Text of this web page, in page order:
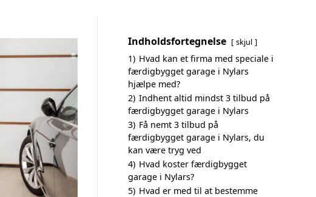
Indholdsfortegnelse skjul
1) Hvad kan et firma med speciale i
færdigbygget garage i Nylars
hjælpe med?
2) Indhent altid mindst 3 tilbud på
færdigbygget garage i Nylars
3) Få nemt 3 tilbud på
færdigbygget garage i Nylars, du
kan være tryg ved
4) Hvad koster færdigbygget
garage i Nylars?
5) Hvad er med til at bestemme